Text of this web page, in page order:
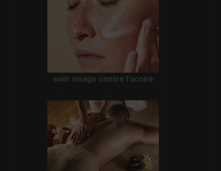
soin visage contre l'acnée